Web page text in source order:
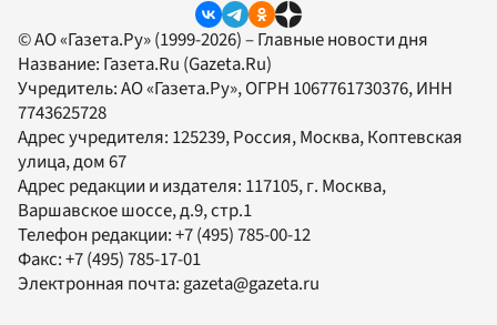
© АО «Газета.Ру» (1999-2026) – Главные новости дня
Название: Газета.Ru (Gazeta.Ru)
Учредитель:АО «Газета.Ру», ОГРН 1067761730376, ИНН
7743625728
Адрес учредителя: 125239, Россия, Москва, Коптевская
улица, дом 67
Адрес редакции и издателя: 117105, г. Москва,
Варшавское шоссе, д.9, стр.1
Телефон редакции:+7 (495) 785-00-12
Факс:+7 (495) 785-17-01
Электронная почта: gazeta@gazeta.ru